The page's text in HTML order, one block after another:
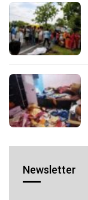
Newsletter